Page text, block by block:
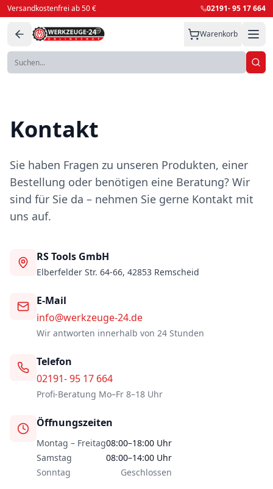
Versandkostenfrei ab 50 € 02191- 95 17 664
Warenkorb
Weiter einkaufen →
Kontakt
Sie haben Fragen zu unseren Produkten, einer
Bestellung oder benötigen eine Beratung? Wir
sind für Sie da – nehmen Sie gerne Kontakt mit
uns auf.
RS Tools GmbH
Elberfelder Str. 64-66, 42853 Remscheid
E-Mail
info@werkzeuge-24.de
Wir antworten innerhalb von 24 Stunden
Telefon
02191- 95 17 664
Profi-Beratung Mo–Fr 8–18 Uhr
Öffnungszeiten
Montag – Freitag08:00–18:00 Uhr
Samstag
08:00–14:00 Uhr
Sonntag
Geschlossen